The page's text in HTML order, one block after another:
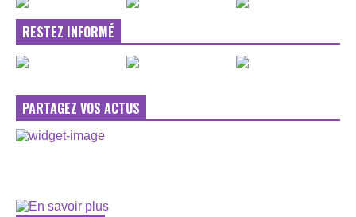
RESTEZ INFORMÉ
PARTAGEZ VOS ACTUS